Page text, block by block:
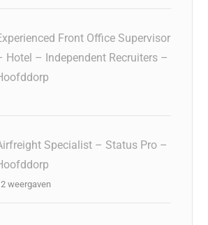
Front Office Supervisor
Hotel – Independent Recruiters –
Specialist – Status Pro –
weergaven